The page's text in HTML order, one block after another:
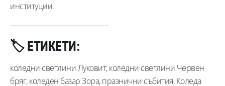
институции.
––––––––––––––––––––––––––
🏷️ ЕТИКЕТИ:
коледни светлини Луковит, коледни светлини Червен
бряг, коледен базар Зора, празнични събития, Коледа